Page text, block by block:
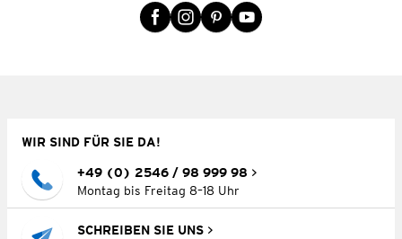
WIR SIND FÜR SIE DA!
+49 (0) 2546 / 98 999 98
Montag bis Freitag 8–18 Uhr
SCHREIBEN SIE UNS